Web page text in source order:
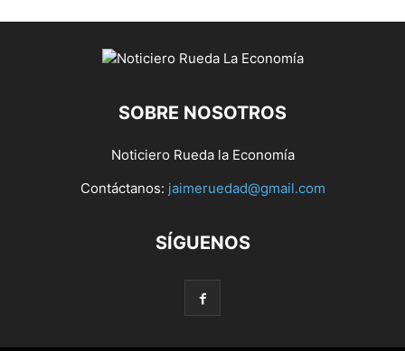
SOBRE NOSOTROS
Noticiero Rueda la Economía
Contáctanos: jaimeruedad@gmail.com
SÍGUENOS